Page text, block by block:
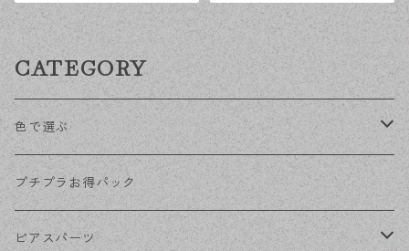
CATEGORY
色で選ぶ
KCゴールド
ゴールド
プチプラお得パック
ピアスパーツ